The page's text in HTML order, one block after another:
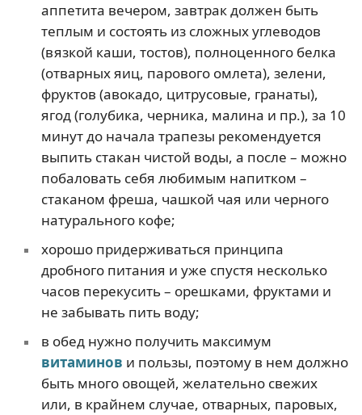
аппетита вечером, завтрак должен быть
теплым и состоять из сложных углеводов
(вязкой каши, тостов), полноценного белка
(отварных яиц, парового омлета), зелени,
фруктов (авокадо, цитрусовые, гранаты),
ягод (голубика, черника, малина и пр.), за 10
минут до начала трапезы рекомендуется
выпить стакан чистой воды, а после – можно
побаловать себя любимым напитком –
стаканом фреша, чашкой чая или черного
натурального кофе;
хорошо придерживаться принципа
дробного питания и уже спустя несколько
часов перекусить – орешками, фруктами и
не забывать пить воду;
в обед нужно получить максимум
витаминов и пользы, поэтому в нем должно
быть много овощей, желательно свежих
или, в крайнем случае, отварных, паровых,